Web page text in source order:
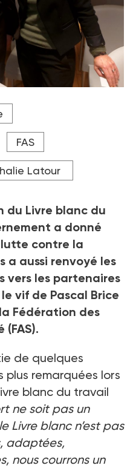
des acteurs
la directrice.
FAS
Latour
du Livre blanc du
a donné
contre la
a aussi renvoyé les
vers les partenaires
vif de Pascal Brice
Fédération des
de quelques
plus remarquées lors
blanc du travail
ne soit pas un
Livre blanc n’est pas
adaptées,
nous courrons un